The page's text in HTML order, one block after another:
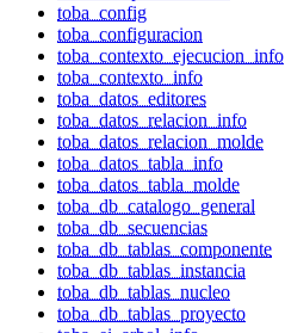
toba_config
toba_configuracion
toba_contexto_ejecucion_info
toba_contexto_info
toba_datos_editores
toba_datos_relacion_info
toba_datos_relacion_molde
toba_datos_tabla_info
toba_datos_tabla_molde
toba_db_catalogo_general
toba_db_secuencias
toba_db_tablas_componente
toba_db_tablas_instancia
toba_db_tablas_nucleo
toba_db_tablas_proyecto